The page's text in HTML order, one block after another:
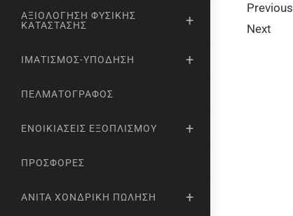
ΑΞΙΟΛΌΓΗΣΗ ΦΥΣΙΚΉΣ
ΚΑΤΆΣΤΑΣΗΣ
ΙΜΑΤΙΣΜΌΣ-ΥΠΌΔΗΣΗ
ΠΕΛΜΑΤΟΓΡΆΦΟΣ
ΕΝΟΙΚΙΆΣΕΙΣ ΕΞΟΠΛΙΣΜΟΎ
ΠΡΟΣΦΟΡΈΣ
ANITA ΧΟΝΔΡΙΚΉ ΠΏΛΗΣΗ
Previous
Next